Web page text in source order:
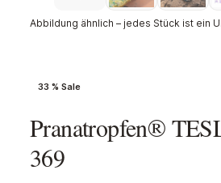
Abbildung ähnlich – jedes Stück ist ein
33 % Sale
Pranatropfen®
369